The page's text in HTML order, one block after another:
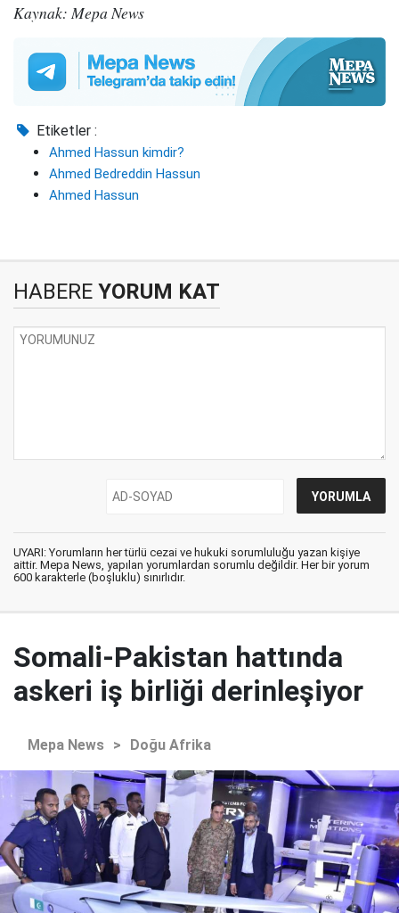
Kaynak: Mepa News
Etiketler :
Ahmed Hassun kimdir?
Ahmed Bedreddin Hassun
Ahmed Hassun
HABERE YORUM KAT
UYARI: Yorumların her türlü cezai ve hukuki sorumluluğu yazan kişiye
aittir. Mepa News, yapılan yorumlardan sorumlu değildir. Her bir yorum
600 karakterle (boşluklu) sınırlıdır.
Somali-Pakistan hattında
askeri iş birliği derinleşiyor
Mepa News > Doğu Afrika